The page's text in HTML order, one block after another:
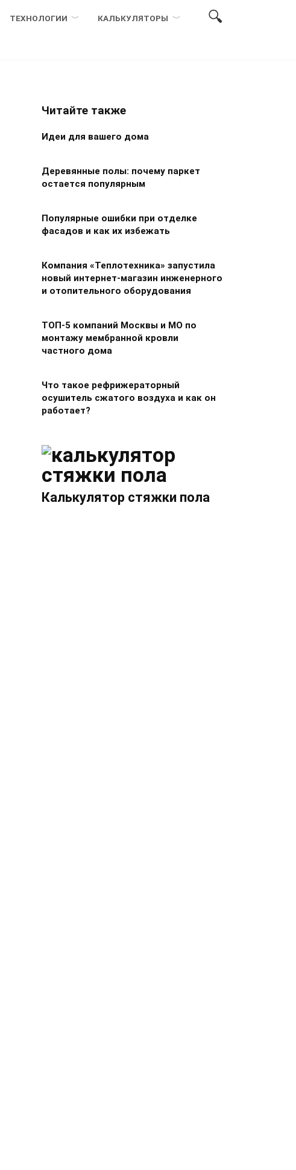
ТЕХНОЛОГИИ КАЛЬКУЛЯТОРЫ
Читайте также
Идеи для вашего дома
Деревянные полы: почему паркет
остается популярным
Популярные ошибки при отделке
фасадов и как их избежать
Компания «Теплотехника» запустила
новый интернет-магазин инженерного
и отопительного оборудования
ТОП-5 компаний Москвы и МО по
монтажу мембранной кровли
частного дома
Что такое рефрижераторный
осушитель сжатого воздуха и как он
работает?
Калькулятор стяжки пола